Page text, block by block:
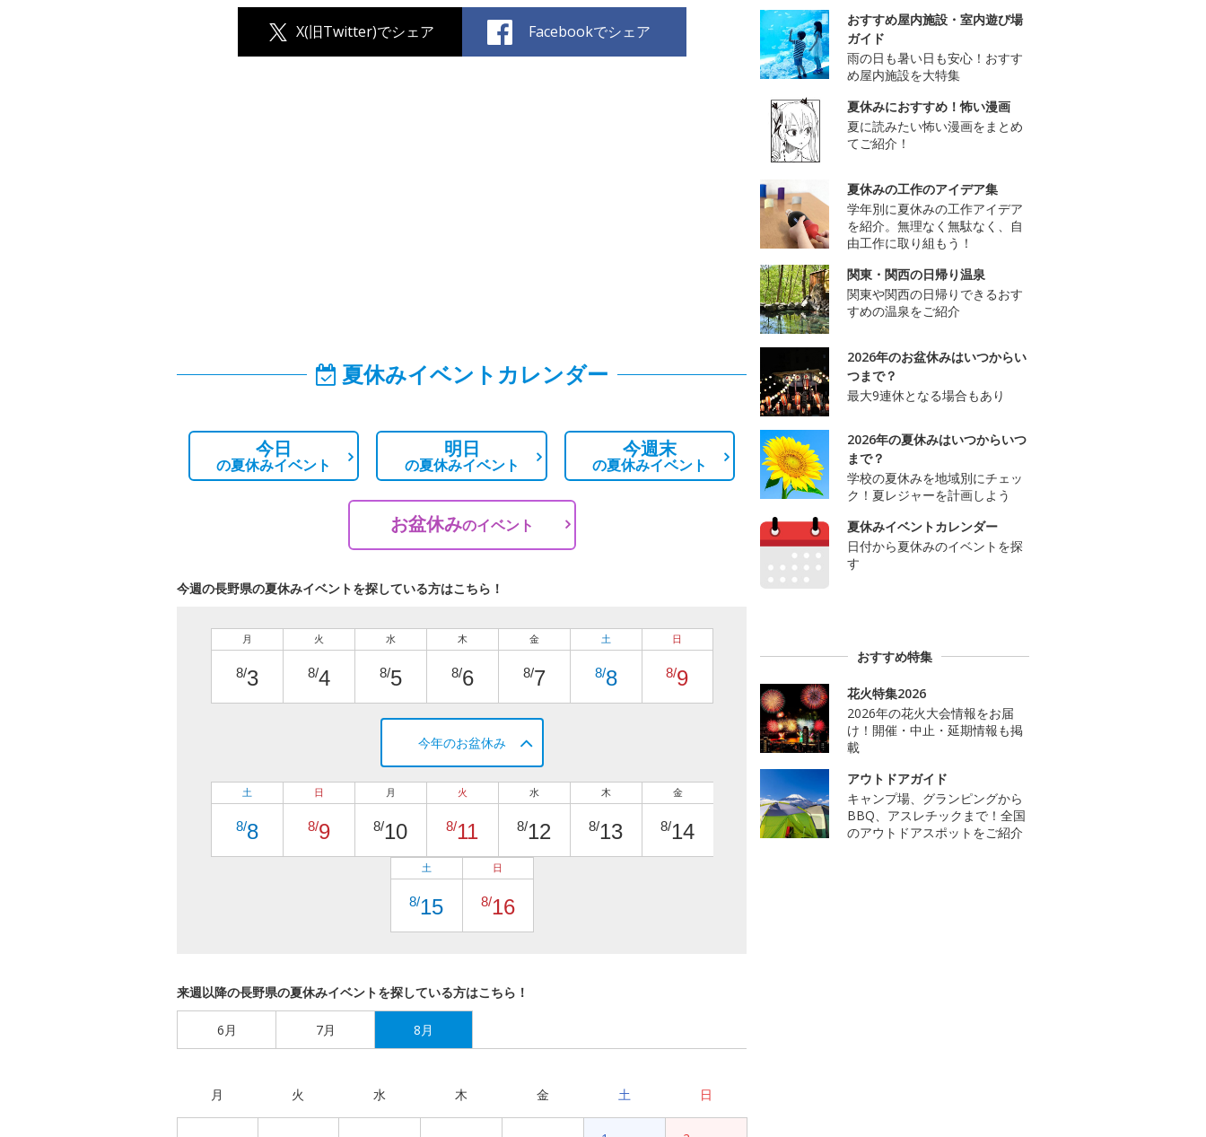
X(旧Twitter)でシェア Facebookでシェア
夏休みイベントカレンダー
今日
の夏休みイベント
明日
の夏休みイベント
今週末
の夏休みイベント
お盆休みのイベント
今週の長野県の夏休みイベントを探している方はこちら！
月
8/3
火
8/4
水
8/5
木
8/6
金
8/7
土
8/8
日
8/9
今年のお盆休み
土
8/8
日
8/9
月
8/10
火
8/11
水
8/12
木
8/13
金
8/14
土
8/15
日
8/16
来週以降の長野県の夏休みイベントを探している方はこちら！
6月 7月 8月
月 火 水 木 金 土 日
おすすめ屋内施設・室内遊び場
ガイド
雨の日も暑い日も安心！おすす
め屋内施設を大特集
夏休みにおすすめ！怖い漫画
夏に読みたい怖い漫画をまとめ
てご紹介！
夏休みの工作のアイデア集
学年別に夏休みの工作アイデア
を紹介。無理なく無駄なく、自
由工作に取り組もう！
関東・関西の日帰り温泉
関東や関西の日帰りできるおす
すめの温泉をご紹介
2026年のお盆休みはいつからい
つまで？
最大9連休となる場合もあり
2026年の夏休みはいつからいつ
まで？
学校の夏休みを地域別にチェッ
ク！夏レジャーを計画しよう
夏休みイベントカレンダー
日付から夏休みのイベントを探
す
おすすめ特集
花火特集2026
2026年の花火大会情報をお届
け！開催・中止・延期情報も掲
載
アウトドアガイド
キャンプ場、グランピングから
BBQ、アスレチックまで！全国
のアウトドアスポットをご紹介